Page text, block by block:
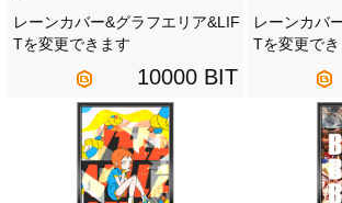
レーンカバー&グラフエリア&LIF
Tを変更できます
10000 BIT
レーンカバ
Tを変更で